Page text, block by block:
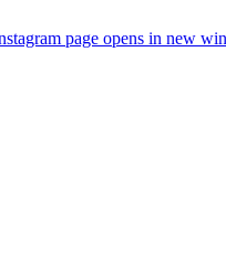
page opens in new